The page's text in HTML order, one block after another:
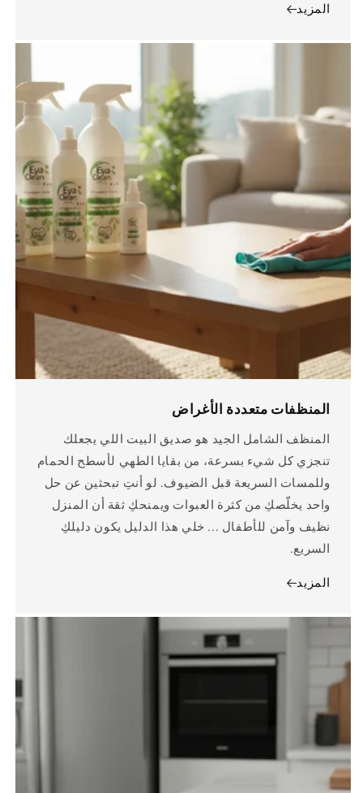
المزيد
المنظفات متعددة الأغراض
المنظف الشامل الجيد هو صديق البيت اللي يجعلك
تنجزي كل شيء بسرعة، من بقايا الطهي لأسطح الحمام
وللمسات السريعة قبل الضيوف. لو أنتِ تبحثين عن حل
واحد يخلّصكِ من كثرة العبوات ويمنحكِ ثقة أن المنزل
نظيف وآمن للأطفال ... خلي هذا الدليل يكون دليلكِ
السريع.
المزيد